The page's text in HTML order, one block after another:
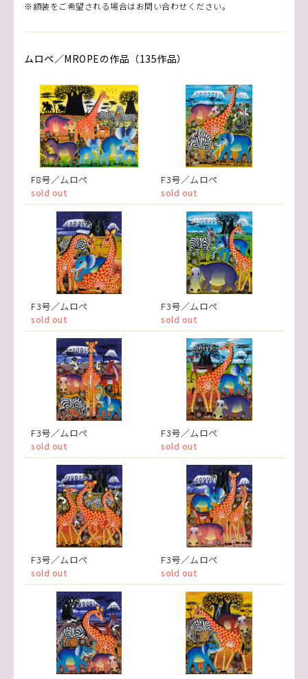
※額装をご希望される場合はお問い合わせください。
ムロペ／MROPEの作品（135作品）
F8号／ムロペ
sold out
F3号／ムロペ
sold out
F3号／ムロペ
sold out
F3号／ムロペ
sold out
F3号／ムロペ
sold out
F3号／ムロペ
sold out
F3号／ムロペ
sold out
F3号／ムロペ
sold out